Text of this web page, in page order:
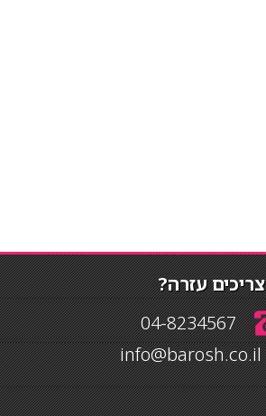
צריכים עזרה?
04-8234567
info@barosh.co.il